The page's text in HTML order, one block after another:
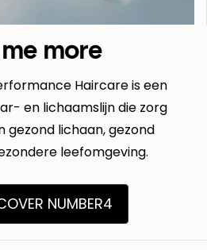
more
Haircare is een
en lichaamslijn die zorg
gezond lichaan, gezond
leefomgeving.
NUMBER4